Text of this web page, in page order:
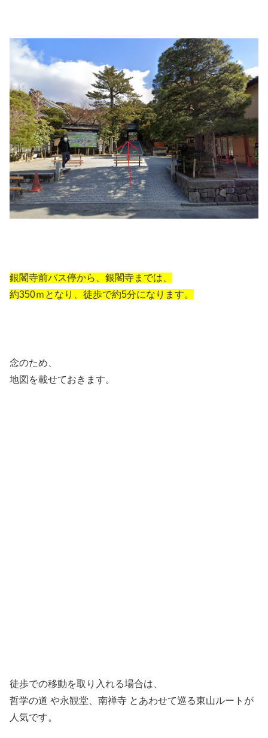
銀閣寺前バス停から、銀閣寺までは、
約350ｍとなり、徒歩で約5分になります。
念のため、
地図を載せておきます。
徒歩での移動を取り入れる場合は、
哲学の道 や永観堂 南禅寺 とあわせて巡る東山ルートが
人気です。